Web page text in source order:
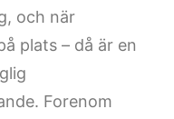
och när
plats – då är en
Forenom